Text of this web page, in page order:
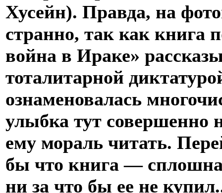
Хусейн). Правда, на
странно, так как книга
война в Ираке»
тоталитарной
ознаменовалась
улыбка тут совершенно
ему мораль читать.
бы что книга —
ни за что бы ее не